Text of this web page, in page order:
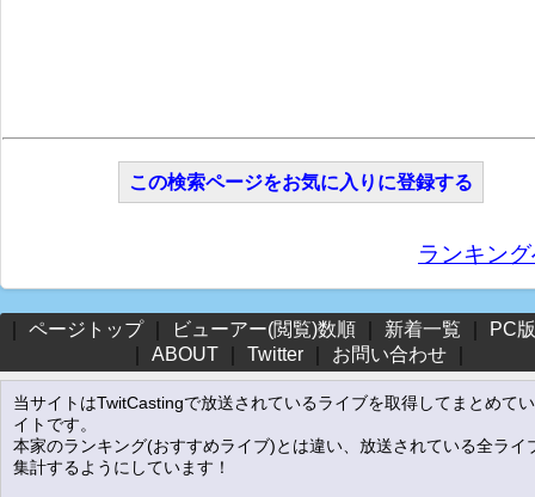
この検索ページをお気に入りに登録する
ランキン
ページトップ｜ ビューアー(閲覧)数順｜ 新着一覧
PC
ABOUT｜ Twitter｜ お問い合わせ｜
当サイトはTwitCastingで放送されているライブを取得してまとめて
イトです。
本家のランキング(おすすめライブ)とは違い、放送されている全ライ
集計するようにしています！